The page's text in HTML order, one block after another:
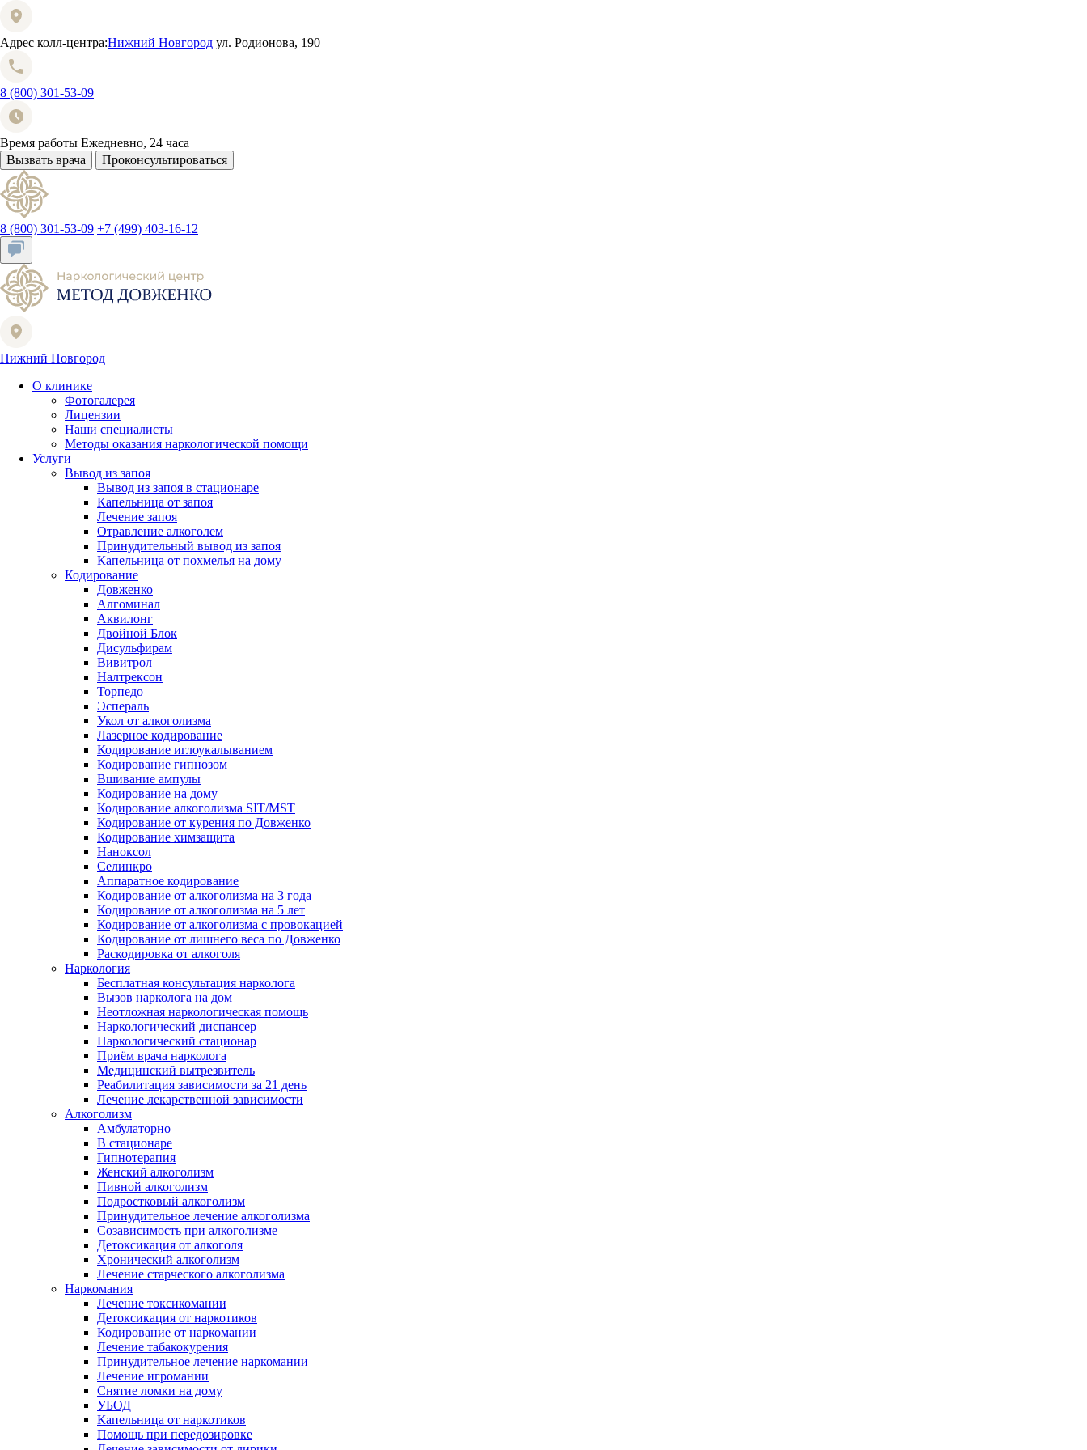
Адрес колл-центра:Нижний Новгород ул. Родионова, 190
8 (800) 301-53-09
Время работы Ежедневно, 24 часа
Вызвать врача
Проконсультироваться
8 (800) 301-53-09 +7 (499) 403-16-12
Нижний Новгород
О клинике
Фотогалерея
Лицензии
Наши специалисты
Методы оказания наркологической помощи
Услуги
Вывод из запоя
Вывод из запоя в стационаре
Капельница от запоя
Лечение запоя
Отравление алкоголем
Принудительный вывод из запоя
Капельница от похмелья на дому
Кодирование
Довженко
Алгоминал
Аквилонг
Двойной Блок
Дисульфирам
Вивитрол
Налтрексон
Торпедо
Эспераль
Укол от алкоголизма
Лазерное кодирование
Кодирование иглоукалыванием
Кодирование гипнозом
Вшивание ампулы
Кодирование на дому
Кодирование алкоголизма SIT/MST
Кодирование от курения по Довженко
Кодирование химзащита
Наноксол
Селинкро
Аппаратное кодирование
Кодирование от алкоголизма на 3 года
Кодирование от алкоголизма на 5 лет
Кодирование от алкоголизма с провокацией
Кодирование от лишнего веса по Довженко
Раскодировка от алкоголя
Наркология
Бесплатная консультация нарколога
Вызов нарколога на дом
Неотложная наркологическая помощь
Наркологический диспансер
Наркологический стационар
Приём врача нарколога
Медицинский вытрезвитель
Реабилитация зависимости за 21 день
Лечение лекарственной зависимости
Алкоголизм
Амбулаторно
В стационаре
Гипнотерапия
Женский алкоголизм
Пивной алкоголизм
Подростковый алкоголизм
Принудительное лечение алкоголизма
Созависимость при алкоголизме
Детоксикация от алкоголя
Хронический алкоголизм
Лечение старческого алкоголизма
Наркомания
Лечение токсикомании
Детоксикация от наркотиков
Кодирование от наркомании
Лечение табакокурения
Принудительное лечение наркомании
Лечение игромании
Снятие ломки на дому
УБОД
Капельница от наркотиков
Помощь при передозировке